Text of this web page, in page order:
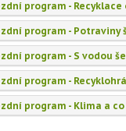
program -
program - Potraviny
program - S vodou
program -
program - Klima a